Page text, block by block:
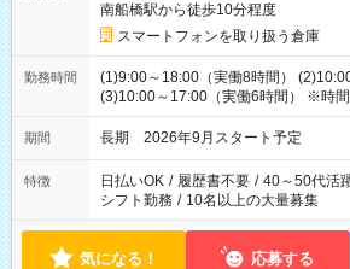
南船橋駅から徒歩10分程度
スマートフォンを取り扱う倉庫
勤務時間
(1)9:00～18:00（実働8時間）
(3)10:00～17:00（実働6時間） ※時
期間 長期 2026年9月スタート予定
特徴 日払いOK / 履歴書不要 / 40～50代活
シフト勤務 / 10名以上の大量募集
気になる！ 応募する